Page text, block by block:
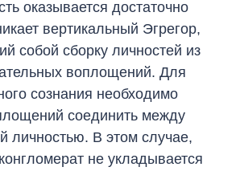
оказывается достаточно
вертикальный Эгрегор,
собой сборку личностей из
воплощений. Для
сознания необходимо
соединить между
личностью. В этом случае,
не укладывается